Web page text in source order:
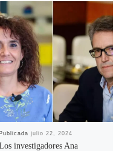
Publicadajulio 22, 2024
investigadores Ana